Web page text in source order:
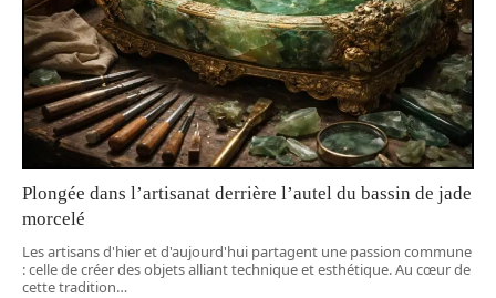
Plongée dans l’artisanat derrière l’autel du bassin de jade
morcelé
Les artisans d'hier et d'aujourd'hui partagent une passion commune
: celle de créer des objets alliant technique et esthétique. Au cœur de
cette tradition…